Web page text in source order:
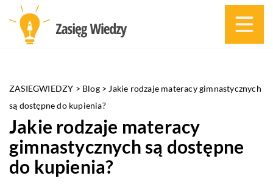
ZASIEGWIEDZY > Blog> Jakie rodzaje materacy gimnastycznych
są dostępne do kupienia?
Jakie rodzaje materacy
gimnastycznych są dostępne
do kupienia?